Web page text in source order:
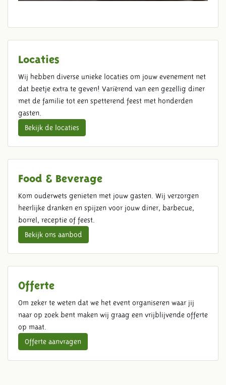
Locaties
Wij hebben diverse unieke locaties om jouw evenement net
dat beetje extra te geven! Variërend van een gezellig diner
met de familie tot een spetterend feest met honderden
gasten.
Bekijk de locaties
Food & Beverage
Kom ouderwets genieten met jouw gasten. Wij verzorgen
heerlijke dranken en spijzen voor jouw diner, barbecue,
borrel, receptie of feest.
Bekijk ons aanbod
Offerte
Om zeker te weten dat we het event organiseren waar jij
naar op zoek bent maken wij graag een vrijblijvende offerte
op maat.
Offerte aanvragen